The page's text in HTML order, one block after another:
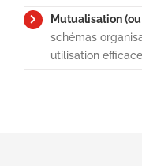
Mutualisation
schémas
utilisation